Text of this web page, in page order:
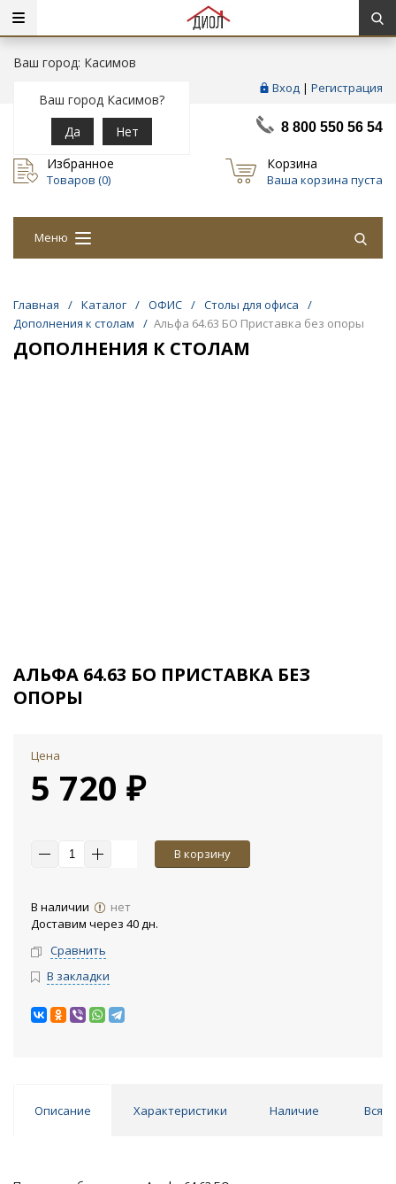
Ваш город: Касимов
Ваш город Касимов?
Да
Нет
Вход | Регистрация
8 800 550 56 54
Избранное
Товаров (0)
Корзина
Ваша корзина пуста
Меню
Главная / Каталог / ОФИС / Столы для офиса
/
Дополнения к столам
/ Альфа 64.63 БО Приставка без опоры
ДОПОЛНЕНИЯ К СТОЛАМ
АЛЬФА 64.63 БО ПРИСТАВКА БЕЗ
ОПОРЫ
Цена
5 720 ₽
В корзину
В наличии
нет
Доставим через 40 дн.
Сравнить
В закладки
Описание Характеристики Наличие Вся